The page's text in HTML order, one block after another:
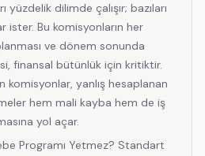
yüzdelik dilimde çalışır; bazıları
ister. Bu komisyonların her
ve dönem sonunda
finansal bütünlük için kritiktir.
yanlış hesaplanan
hem mali kayba hem de iş
yol açar.
Programı Yetmez? Standart